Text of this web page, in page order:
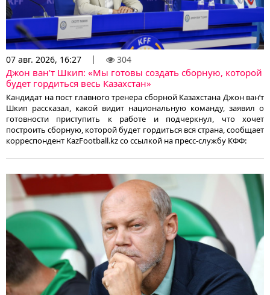
07 авг. 2026, 16:27 304
Джон ван’т Шкип: «Мы готовы создать сборную, которой
будет гордиться весь Казахстан»
Кандидат на пост главного тренера сборной Казахстана Джон ван’т
Шкип рассказал, какой видит национальную команду, заявил о
готовности приступить к работе и подчеркнул, что хочет
построить сборную, которой будет гордиться вся страна, сообщает
корреспондент KazFootball.kz со ссылкой на пресс-службу КФФ: